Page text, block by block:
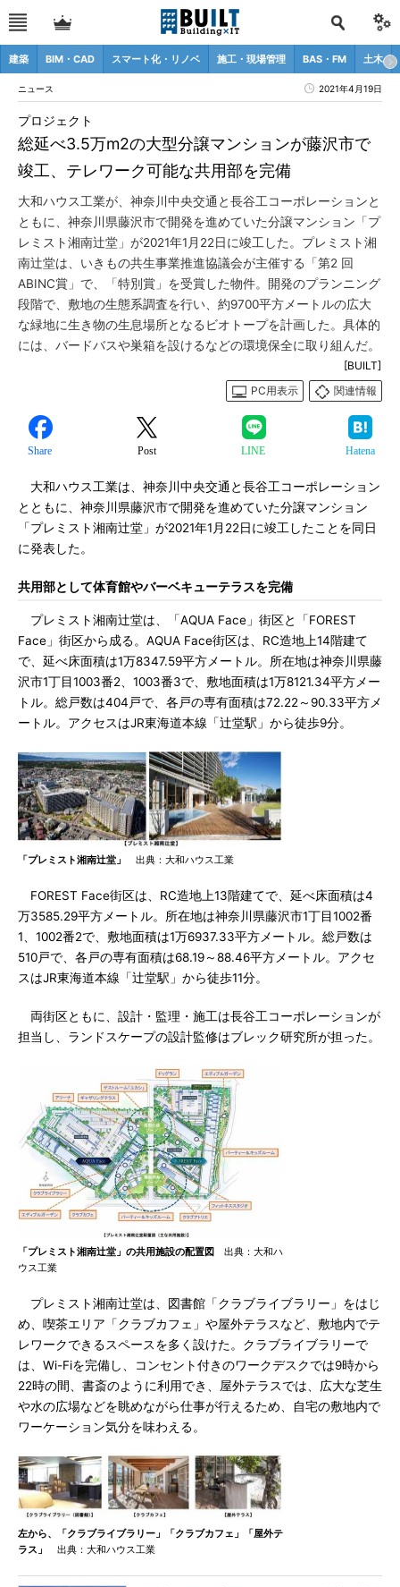
建築 BIM・CAD スマート化・リノベ 施工・現場管理 BAS・FM 土木
ニュース 2021年4月19日
総延べ3.5万m2の大型分譲マンションが藤沢市で
竣工、テレワーク可能な共用部を完備
プロジェクト
大和ハウス工業が、神奈川中央交通と長谷工コーポレーションと
ともに、神奈川県藤沢市で開発を進めていた分譲マンション「プ
レミスト湘南辻堂」が2021年1月22日に竣工した。プレミスト湘
南辻堂は、いきもの共生事業推進協議会が主催する「第2 回
ABINC賞」で、「特別賞」を受賞した物件。開発のプランニング
段階で、敷地の生態系調査を行い、約9700平方メートルの広大
な緑地に生き物の生息場所となるビオトープを計画した。具体的
には、バードバスや巣箱を設けるなどの環境保全に取り組んだ。
[BUILT]
PC用表示
関連情報
Share Post LINE Hatena
大和ハウス工業は、神奈川中央交通と長谷工コーポレーション
とともに、神奈川県藤沢市で開発を進めていた分譲マンション
「プレミスト湘南辻堂」が2021年1月22日に竣工したことを同日
に発表した。
共用部として体育館やバーベキューテラスを完備
プレミスト湘南辻堂は、「AQUA Face」街区と「FOREST
Face」街区から成る。AQUA Face街区は、RC造地上14階建て
で、延べ床面積は1万8347.59平方メートル。所在地は神奈川県藤
沢市1丁目1003番2、1003番3で、敷地面積は1万8121.34平方メー
トル。総戸数は404戸で、各戸の専有面積は72.22～90.33平方メ
ートル。アクセスはJR東海道本線「辻堂駅」から徒歩9分。
「プレミスト湘南辻堂」 出典：大和ハウス工業
FOREST Face街区は、RC造地上13階建てで、延べ床面積は4
万3585.29平方メートル。所在地は神奈川県藤沢市1丁目1002番
1、1002番2で、敷地面積は1万6937.33平方メートル。総戸数は
510戸で、各戸の専有面積は68.19～88.46平方メートル。アクセ
スはJR東海道本線「辻堂駅」から徒歩11分。
両街区ともに、設計・監理・施工は長谷工コーポレーションが
担当し、ランドスケープの設計監修はブレック研究所が担った。
「プレミスト湘南辻堂」の共用施設の配置図
出典：大和ハ
ウス工業
プレミスト湘南辻堂は、図書館「クラブライブラリー」をはじ
め、喫茶エリア「クラブカフェ」や屋外テラスなど、敷地内でテ
レワークできるスペースを多く設けた。クラブライブラリーで
は、Wi-Fiを完備し、コンセント付きのワークデスクでは9時から
22時の間、書斎のように利用でき、屋外テラスでは、広大な芝生
や水の広場などを眺めながら仕事が行えるため、自宅の敷地内で
ワーケーション気分を味わえる。
左から、「クラブライブラリー」「クラブカフェ」「屋外テ
ラス」
出典：大和ハウス工業